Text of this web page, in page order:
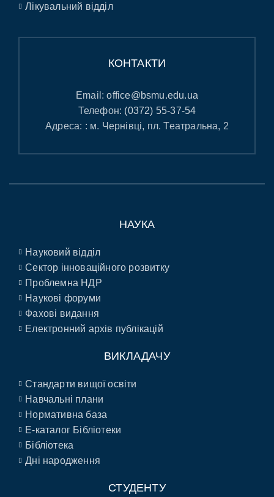
Лікувальний відділ
КОНТАКТИ
Email:office@bsmu.edu.ua
Телефон: (0372) 55-37-54
Адреса: : м. Чернівці, пл. Театральна, 2
НАУКА
Науковий відділ
Сектор інноваційного розвитку
Проблемна НДР
Наукові форуми
Фахові видання
Електронний архів публікацій
ВИКЛАДАЧУ
Стандарти вищої освіти
Навчальні плани
Нормативна база
E-каталог Бібліотеки
Бібліотека
Дні народження
СТУДЕНТУ